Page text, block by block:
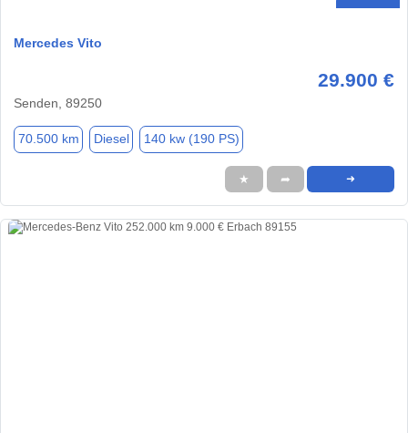
Mercedes Vito
29.900 €
Senden, 89250
70.500 km Diesel 140 kw (190 PS)
★ ➦ ➜